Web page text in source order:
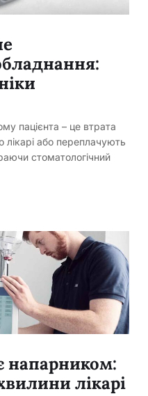
пацієнта – це втрата
лікарі або переплачують
стоматологічний
напарником:
лікарі